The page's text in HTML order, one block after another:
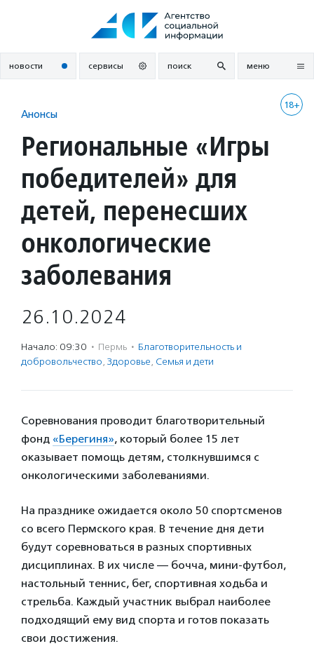
новости сервисы поиск меню
18+
Анонсы
Региональные «Игры
победителей» для
детей, перенесших
онкологические
заболевания
26.10.2024
Начало: 09:30 · Пермь · Благотвори­тель­ность и
доброволь­чест­во, Здоровье, Семья и дети
Соревнования проводит благотворительный
фонд «Берегиня», который более 15 лет
оказывает помощь детям, столкнувшимся с
онкологическими заболеваниями.
На празднике ожидается около 50 спортсменов
со всего Пермского края. В течение дня дети
будут соревноваться в разных спортивных
дисциплинах. В их числе — бочча, мини-футбол,
настольный теннис, бег, спортивная ходьба и
стрельба. Каждый участник выбрал наиболее
подходящий ему вид спорта и готов показать
свои достижения.